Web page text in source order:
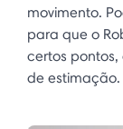
movimento.
para que o
certos
de estimação.